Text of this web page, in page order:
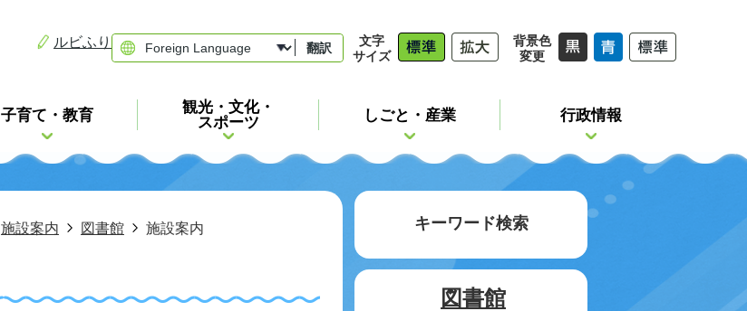
ルビふり 翻訳
文字
サイズ
背景色
変更
子育て・教育
観光・文化・
スポーツ
しごと・産業 行政情報
施設案内 図書館 施設案内 キーワード検索
図書館